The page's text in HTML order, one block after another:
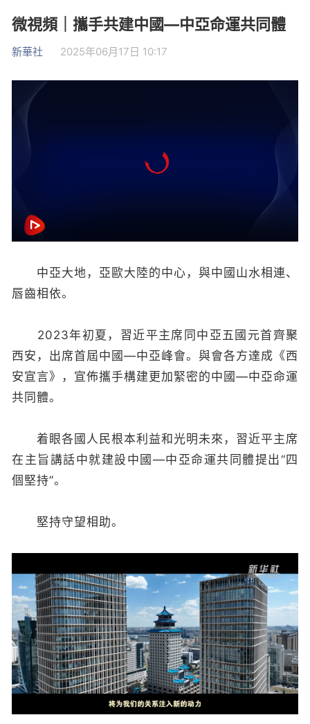
微視頻｜攜手共建中國—中亞命運共同體
新華社 2025年06月17日 10:17
中亞大地，亞歐大陸的中心，與中國山水相連、
唇齒相依。
2023年初夏，習近平主席同中亞五國元首齊聚
西安，出席首屆中國—中亞峰會。與會各方達成《西
安宣言》，宣佈攜手構建更加緊密的中國—中亞命運
共同體。
着眼各國人民根本利益和光明未來，習近平主席
在主旨講話中就建設中國—中亞命運共同體提出“四
個堅持”。
堅持守望相助。